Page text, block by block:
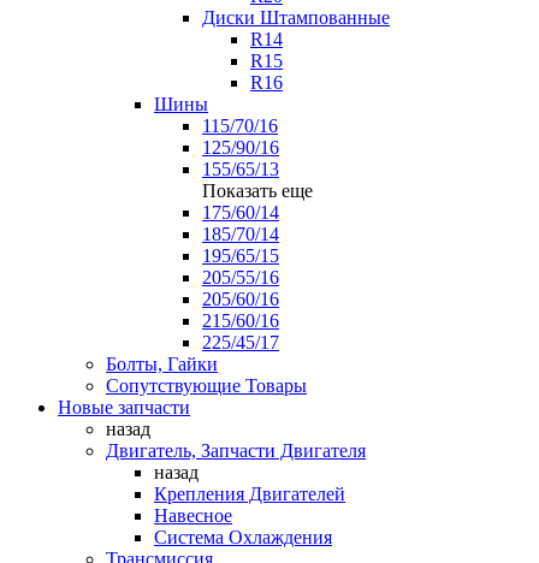
Диски Штампованные
R14
R15
R16
Шины
115/70/16
125/90/16
155/65/13
Показать еще
175/60/14
185/70/14
195/65/15
205/55/16
205/60/16
215/60/16
225/45/17
Болты, Гайки
Сопутствующие Товары
Новые запчасти
назад
Двигатель, Запчасти Двигателя
назад
Крепления Двигателей
Навесное
Система Охлаждения
Трансмиссия